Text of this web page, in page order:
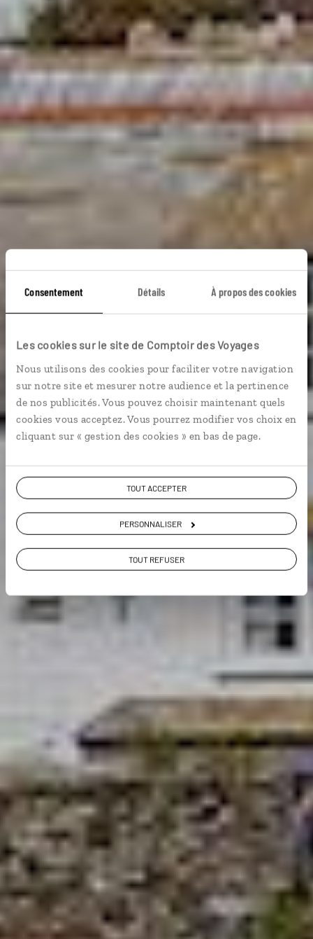
Consentement Détails À propos des cookies
Les cookies sur le site de Comptoir des Voyages
Nous utilisons des cookies pour faciliter votre navigation
sur notre site et mesurer notre audience et la pertinence
de nos publicités. Vous pouvez choisir maintenant quels
cookies vous acceptez. Vous pourrez modifier vos choix en
cliquant sur « gestion des cookies » en bas de page.
TOUT ACCEPTER
PERSONNALISER
TOUT REFUSER
Contes et comtés
celtiques
Circuit autotour dans les comtés anglais du Devon et
des Cornouailles.
Angleterre
VOIR LA GALERIE PHOTOS